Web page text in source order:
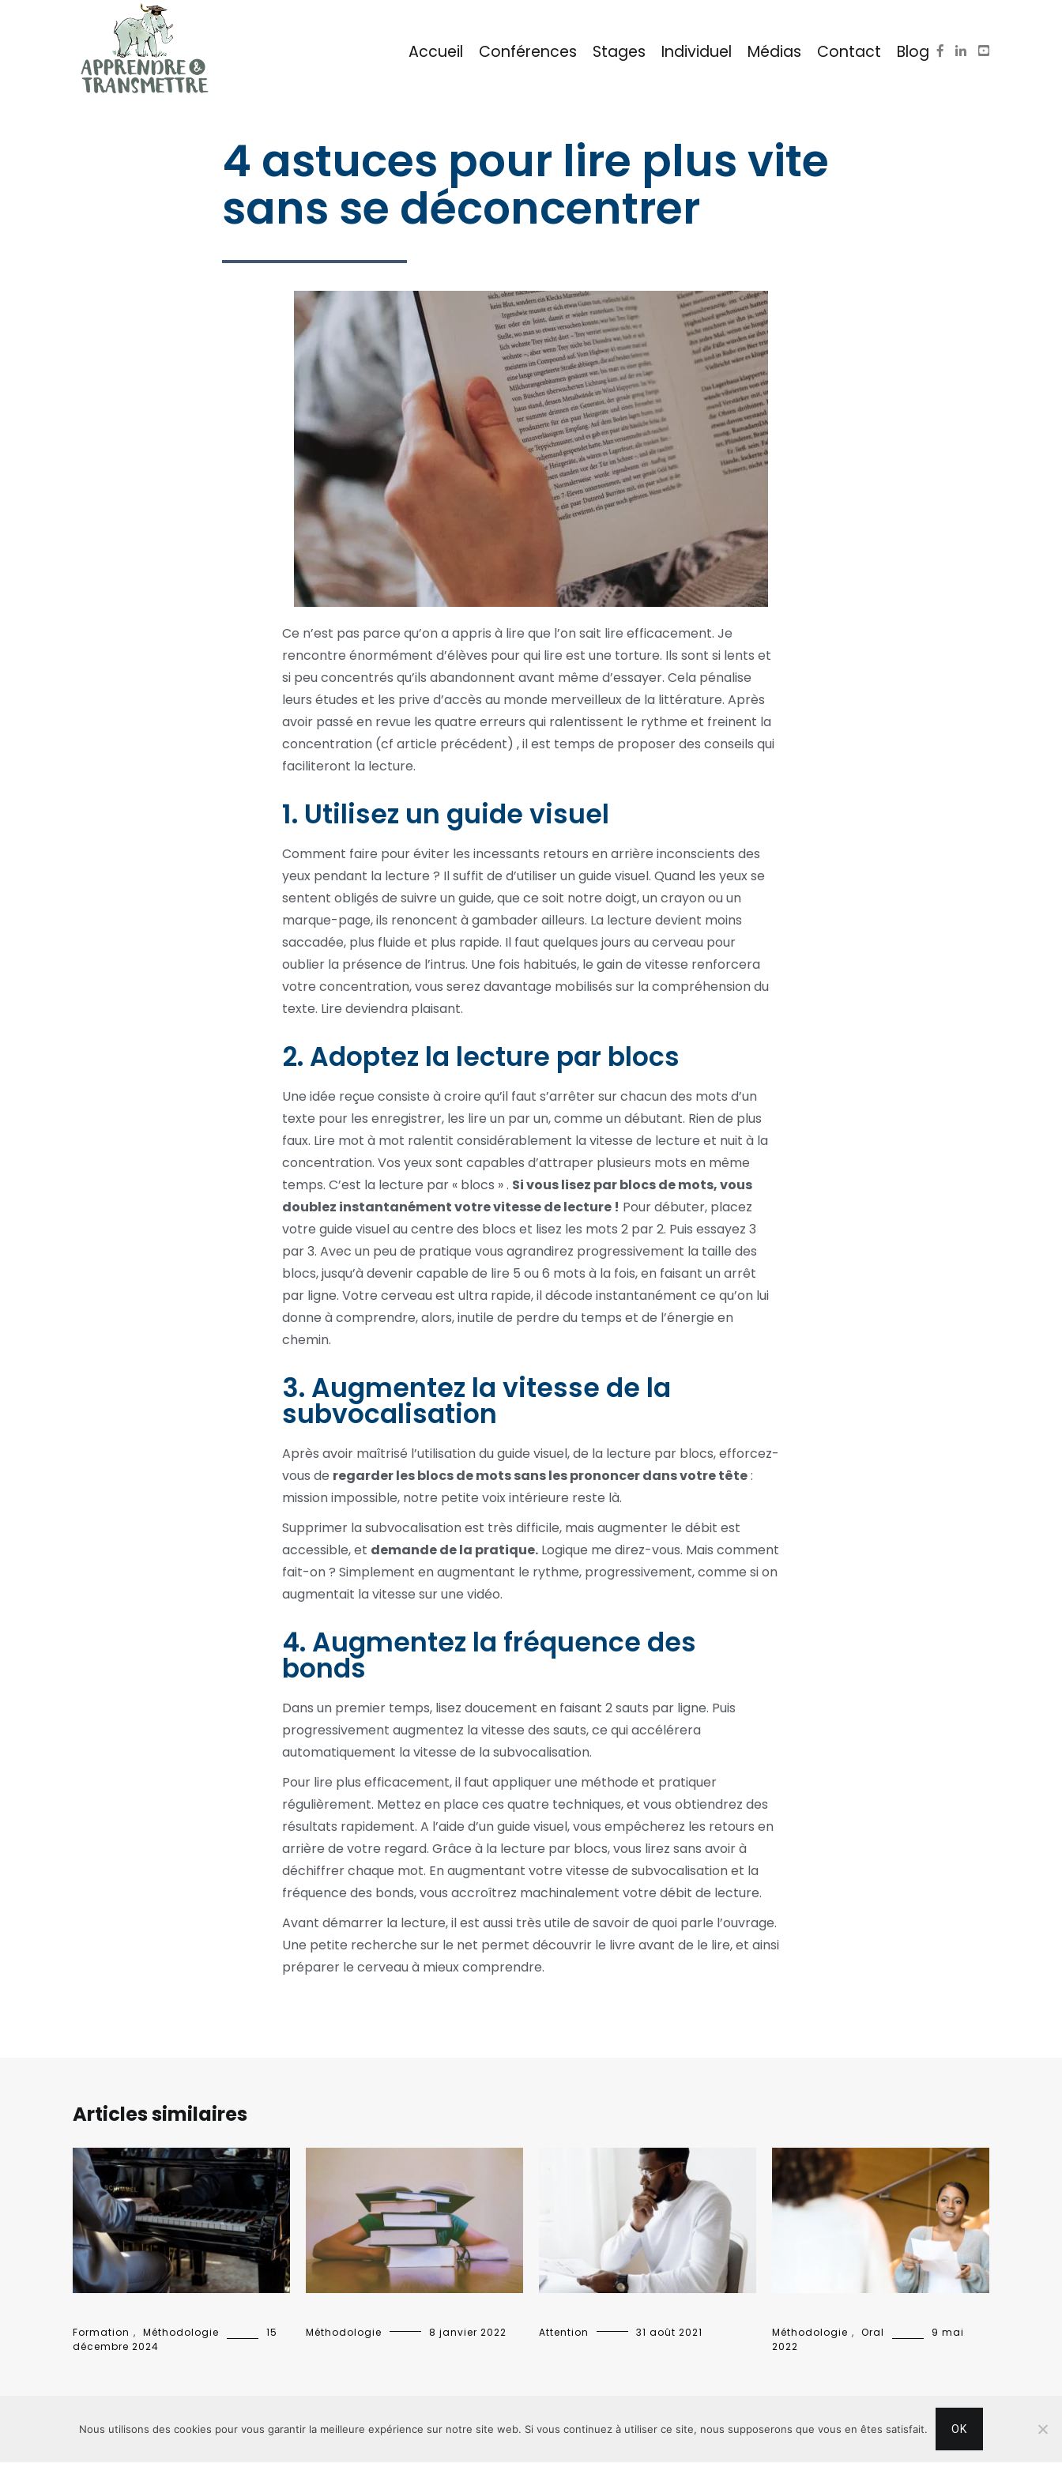
Accueil Conférences Stages Individuel Médias Contact Blog
4 astuces pour lire plus vite
sans se déconcentrer
Ce n’est pas parce qu’on a appris à lire que l’on sait lire efficacement. Je
rencontre énormément d’élèves pour qui lire est une torture. Ils sont si lents et
si peu concentrés qu’ils abandonnent avant même d’essayer. Cela pénalise
leurs études et les prive d’accès au monde merveilleux de la littérature. Après
avoir passé en revue les quatre erreurs qui ralentissent le rythme et freinent la
concentration (cf article précédent) , il est temps de proposer des conseils qui
faciliteront la lecture.
1. Utilisez un guide visuel
Comment faire pour éviter les incessants retours en arrière inconscients des
yeux pendant la lecture ? Il suffit de d’utiliser un guide visuel. Quand les yeux se
sentent obligés de suivre un guide, que ce soit notre doigt, un crayon ou un
marque-page, ils renoncent à gambader ailleurs. La lecture devient moins
saccadée, plus fluide et plus rapide. Il faut quelques jours au cerveau pour
oublier la présence de l’intrus. Une fois habitués, le gain de vitesse renforcera
votre concentration, vous serez davantage mobilisés sur la compréhension du
texte. Lire deviendra plaisant.
2. Adoptez la lecture par blocs
Une idée reçue consiste à croire qu’il faut s’arrêter sur chacun des mots d’un
texte pour les enregistrer, les lire un par un, comme un débutant. Rien de plus
faux. Lire mot à mot ralentit considérablement la vitesse de lecture et nuit à la
concentration. Vos yeux sont capables d’attraper plusieurs mots en même
temps. C’est la lecture par « blocs » . Si vous lisez par blocs de mots, vous
doublez instantanément votre vitesse de lecture ! Pour débuter, placez
votre guide visuel au centre des blocs et lisez les mots 2 par 2. Puis essayez 3
par 3. Avec un peu de pratique vous agrandirez progressivement la taille des
blocs, jusqu’à devenir capable de lire 5 ou 6 mots à la fois, en faisant un arrêt
par ligne. Votre cerveau est ultra rapide, il décode instantanément ce qu’on lui
donne à comprendre, alors, inutile de perdre du temps et de l’énergie en
chemin.
3. Augmentez la vitesse de la
subvocalisation
Après avoir maîtrisé l’utilisation du guide visuel, de la lecture par blocs, efforcez-
vous de regarder les blocs de mots sans les prononcer dans votre tête:
mission impossible, notre petite voix intérieure reste là.
Supprimer la subvocalisation est très difficile, mais augmenter le débit est
accessible, et demande de la pratique. Logique me direz-vous. Mais comment
fait-on ? Simplement en augmentant le rythme, progressivement, comme si on
augmentait la vitesse sur une vidéo.
4. Augmentez la fréquence des
bonds
Dans un premier temps, lisez doucement en faisant 2 sauts par ligne. Puis
progressivement augmentez la vitesse des sauts, ce qui accélérera
automatiquement la vitesse de la subvocalisation.
Pour lire plus efficacement, il faut appliquer une méthode et pratiquer
régulièrement. Mettez en place ces quatre techniques, et vous obtiendrez des
résultats rapidement. A l’aide d’un guide visuel, vous empêcherez les retours en
arrière de votre regard. Grâce à la lecture par blocs, vous lirez sans avoir à
déchiffrer chaque mot. En augmentant votre vitesse de subvocalisation et la
fréquence des bonds, vous accroîtrez machinalement votre débit de lecture.
Avant démarrer la lecture, il est aussi très utile de savoir de quoi parle l’ouvrage.
Une petite recherche sur le net permet découvrir le livre avant de le lire, et ainsi
préparer le cerveau à mieux comprendre.
Articles similaires
Formation , Méthodologie
15
décembre 2024
Méthodologie 8 janvier 2022 Attention 31 août 2021 Méthodologie , Oral
9 mai
2022
Mentions légales-Politique de confidentialité
Nous utilisons des cookies pour vous garantir la meilleure expérience sur notre site web. Si vous continuez à utiliser ce site, nous supposerons que vous en êtes satisfait. OK